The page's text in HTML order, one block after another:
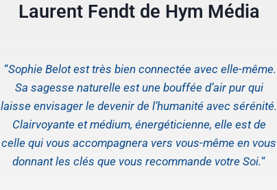
Laurent Fendt de Hym Média
“Sophie Belot est très bien connectée avec elle-même.
Sa sagesse naturelle est une bouffée d’air pur qui
laisse envisager le devenir de l’humanité avec sérénité.
Clairvoyante et médium, énergéticienne, elle est de
celle qui vous accompagnera vers vous-même en vous
donnant les clés que vous recommande votre Soi.“